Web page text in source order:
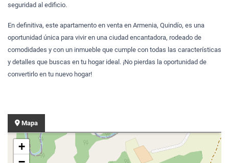
seguridad al edificio.
En definitiva, este apartamento en venta en Armenia, Quindío, es una
oportunidad única para vivir en una ciudad encantadora, rodeado de
comodidades y con un inmueble que cumple con todas las características
y detalles que buscas en tu hogar ideal. ¡No pierdas la oportunidad de
convertirlo en tu nuevo hogar!
Mapa
+